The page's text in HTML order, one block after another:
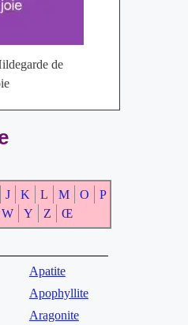
de
J K L M O
P
W Y Z Œ
Apatite
Apophyllite
Aragonite